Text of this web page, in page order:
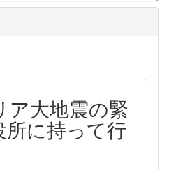
ア大地震の緊
所に持って行